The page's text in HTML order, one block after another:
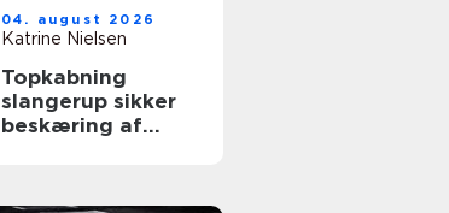
04. august 2026
Katrine Nielsen
Topkabning
slangerup sikker
beskæring af